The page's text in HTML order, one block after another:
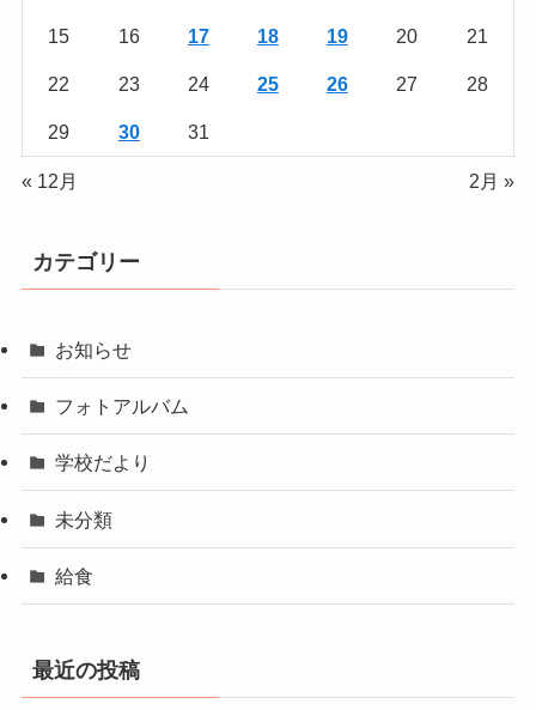
15 16 17 18 19 20 21
22 23 24 25 26 27 28
29 30 31
« 12月 2月 »
カテゴリー
お知らせ
フォトアルバム
学校だより
未分類
給食
最近の投稿